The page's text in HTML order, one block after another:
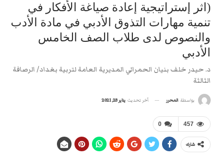
(اثر إستراتيجية إعادة صياغة الأفكار في
تنمية مهارات التذوق الأدبي في مادة الأدب
والنصوص لدى طلاب الصف الخامس
الأدبي
د. حيدر خلف بنيان الحمراني المديرية العامة لتربية بغداد/ الرصافة
الثالثة
بواسطة المحرر آخر تحديث يناير 23, 2021
0 457
شارك